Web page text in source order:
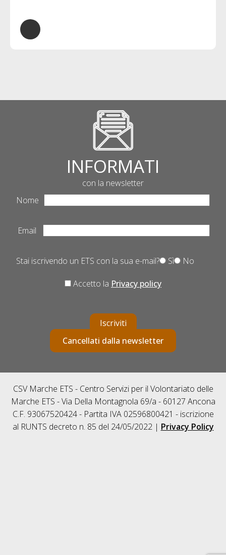
INFORMATI
con la newsletter
Nome
Email
Stai iscrivendo un ETS con la sua e-mail? Sì No
Accetto la Privacy policy
Iscriviti
Cancellati dalla newsletter
CSV Marche ETS - Centro Servizi per il Volontariato delle
Marche ETS - Via Della Montagnola 69/a - 60127 Ancona
C.F. 93067520424 - Partita IVA 02596800421 - iscrizione
al RUNTS decreto n. 85 del 24/05/2022 | Privacy Policy